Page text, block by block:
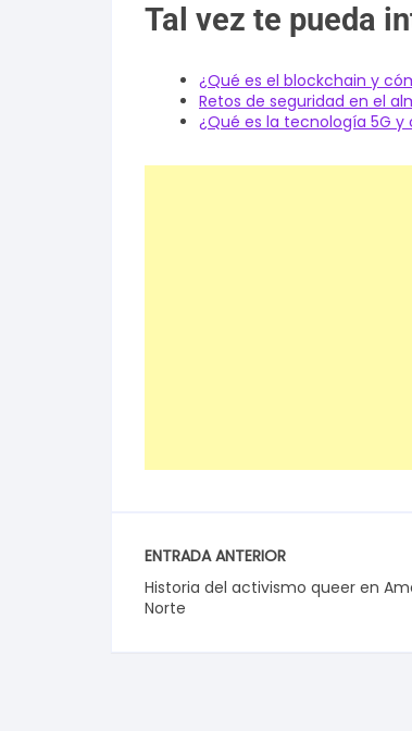
Tal vez te pueda
¿Qué es el blockchain y
Retos de seguridad en el
¿Qué es la tecnología 5G
ENTRADA ANTERIOR
Historia del activismo queer en
Norte